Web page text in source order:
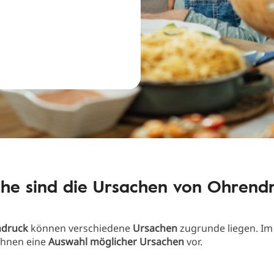
sind die Ursachen von
können verschiedene Ursachenzugrunde liegen.
eineAuswahl möglicher Ursachenvor.